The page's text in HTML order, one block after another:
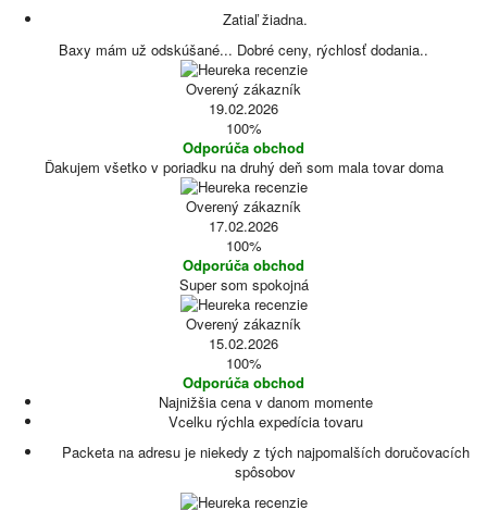
Zatiaľ žiadna.
Baxy mám už odskúšané... Dobré ceny, rýchlosť dodania..
Overený zákazník
19.02.2026
100%
Odporúča obchod
Ďakujem všetko v poriadku na druhý deň som mala tovar doma
Overený zákazník
17.02.2026
100%
Odporúča obchod
Super som spokojná
Overený zákazník
15.02.2026
100%
Odporúča obchod
Najnižšia cena v danom momente
Vcelku rýchla expedícia tovaru
Packeta na adresu je niekedy z tých najpomalších doručovacích
spôsobov